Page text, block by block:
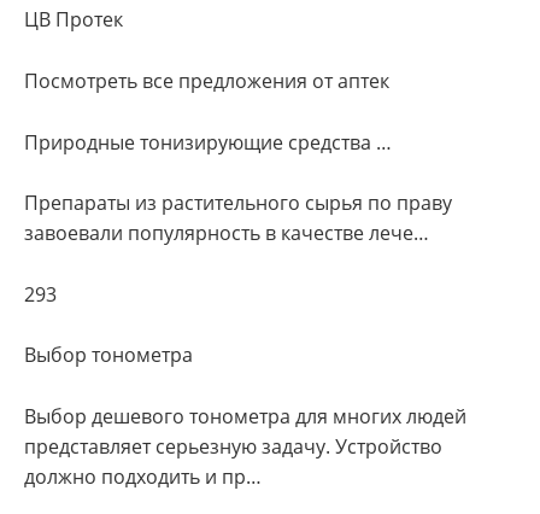
ЦВ Протек
Посмотреть все предложения от аптек
Природные тонизирующие средства …
Препараты из растительного сырья по праву
завоевали популярность в качестве лече…
293
Выбор тонометра
Выбор дешевого тонометра для многих людей
представляет серьезную задачу. Устройство
должно подходить и пр…